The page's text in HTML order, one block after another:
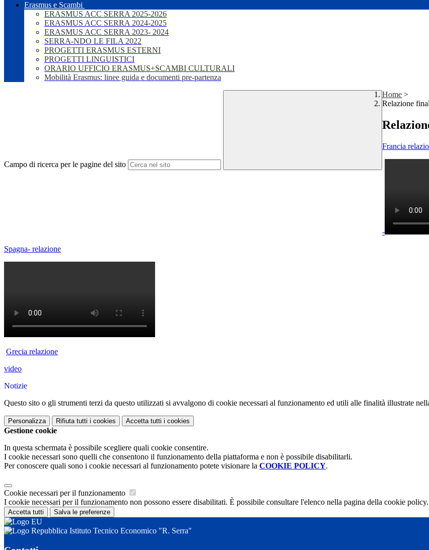
Erasmus e Scambi
ERASMUS ACC SERRA 2025-2026
ERASMUS ACC SERRA 2024-2025
ERASMUS ACC SERRA 2023- 2024
SERRA-NDO LE FILA 2022
PROGETTI ERASMUS ESTERNI
PROGETTI LINGUISTICI
ORARIO UFFICIO ERASMUS+SCAMBI CULTURALI
Mobilità Erasmus: linee guida e documenti pre-partenza
Campo di ricerca per le pagine del sito
Home >
Relazione
Francia
-
Spagna- relazione
Grecia relazione
video
Notizie
Questo sito o gli strumenti terzi da questo utilizzati si avvalgono di cookie necessari al funzionamento ed utili alle finalità illustrate
Personalizza Rifiuta tutti i cookies Accetta tutti i cookies
Gestione cookie
In questa schermata è possibile scegliere quali cookie consentire.
I cookie necessari sono quelli che consentono il funzionamento della piattaforma e non è possibile disabilitarli.
Per conoscere quali sono i cookie necessari al funzionamento potete visionare la COOKIE POLICY.
Cookie necessari per il funzionamento
I cookie necessari per il funzionamento non possono essere disabilitati. È possibile consultare l'elenco nella pagina della cookie policy.
Accetta tutti Salva le preferenze
Istituto Tecnico Economico "R. Serra"